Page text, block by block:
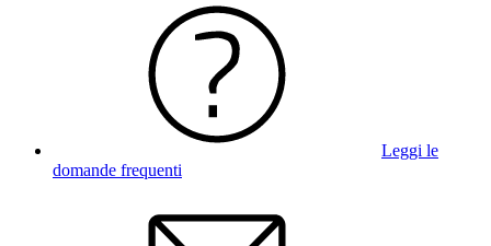
Leggi le
domande frequenti